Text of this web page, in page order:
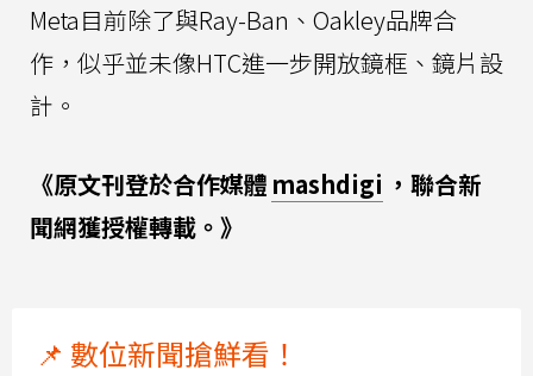
Meta目前除了與Ray-Ban、Oakley品牌合
作，似乎並未像HTC進一步開放鏡框、鏡片設
計。
《原文刊登於合作媒體 mashdigi ，聯合新
聞網獲授權轉載。》
📌 數位新聞搶鮮看！